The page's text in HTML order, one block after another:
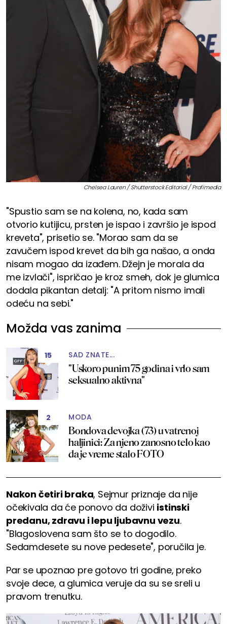
Chelsea Lauren / Shutterstock Editorial / Profimedia
"Spustio sam se na kolena, no, kada sam
otvorio kutijicu, prsten je ispao i završio je ispod
kreveta", prisetio se. "Morao sam da se
zavučem ispod krevet da bih ga našao, a onda
nisam mogao da izađem. Džejn je morala da
me izvlači", ispričao je kroz smeh, dok je glumica
dodala pikantan detalj: "A pritom nismo imali
odeću na sebi."
Možda vas zanima
15 SAD ZNATE...
"Uskoro punim 75 godina i vrlo sam
seksualno aktivna"
2 MODA
Bondova devojka (73) u vatrenoj
haljinici: Za njeno zanosno telo kao
da je vreme stalo FOTO
Nakon četiri braka, Sejmur priznaje da nije
očekivala da će ponovo da doživi istinski
predanu, zdravu i lepu ljubavnu vezu.
"Blagoslovena sam što se to dogodilo.
Sedamdesete su nove pedesete", poručila je.
Par se upoznao pre gotovo tri godine, preko
svoje dece, a glumica veruje da su se sreli u
pravom trenutku.